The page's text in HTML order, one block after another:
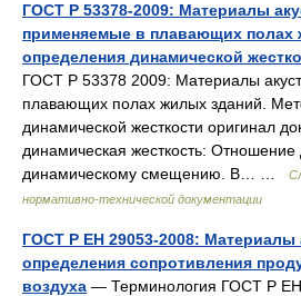
ГОСТ Р 53378-2009: Материалы
применяемые в плавающих полах
определения динамической
ГОСТ Р 53378 2009: Материалы
плавающих полах жилых зданий.
динамической жесткости оригинал
динамическая жесткость:
динамическому смещению. В… …
нормативно-технической документации
ГОСТ Р ЕН 29053-2008: Материалы
определения сопротивления
воздуха — Терминология ГОСТ Р